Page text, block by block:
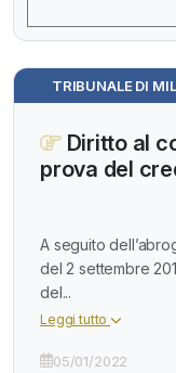
TRIBUNALE DI
Diritto al
prova del
A seguito
del 2 settembre
del...
Leggi tutto
05/01/2022